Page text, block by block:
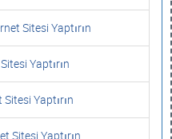
Sitesi Yaptırın
Yaptırın
Yaptırın
Sitesi Yaptırın